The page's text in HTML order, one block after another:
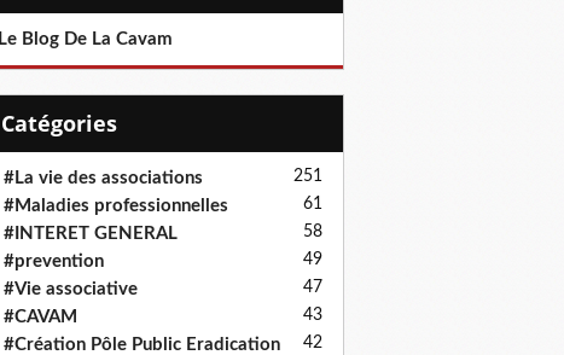
Le Blog De La Cavam
Catégories
#La vie des associations 251
#Maladies professionnelles 61
#INTERET GENERAL 58
#prevention 49
#Vie associative 47
#CAVAM 43
#Création Pôle Public Eradication 42